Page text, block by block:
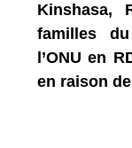
Kinshasa,
familles
l’ONU en
en raison